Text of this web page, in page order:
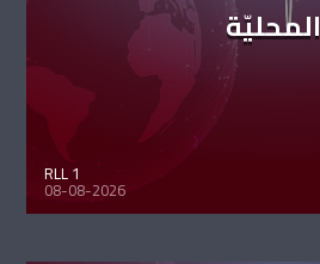
المحليّة
RLL 1
08-08-2026